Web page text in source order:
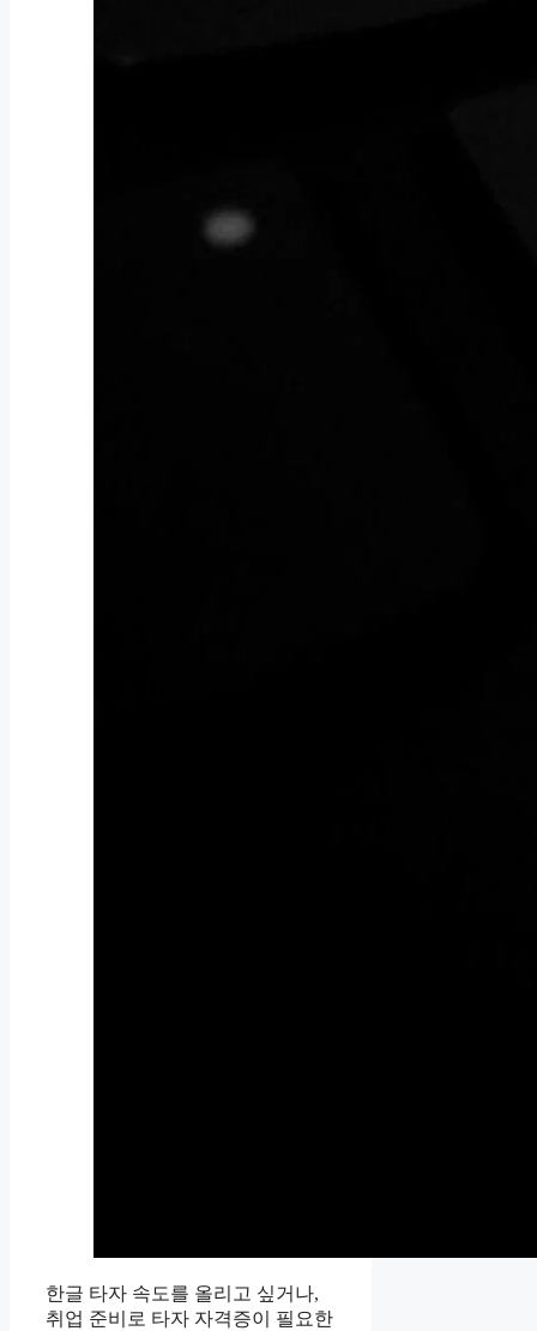
한글 타자 속도를 올리고 싶거나,
취업 준비로 타자 자격증이 필요한